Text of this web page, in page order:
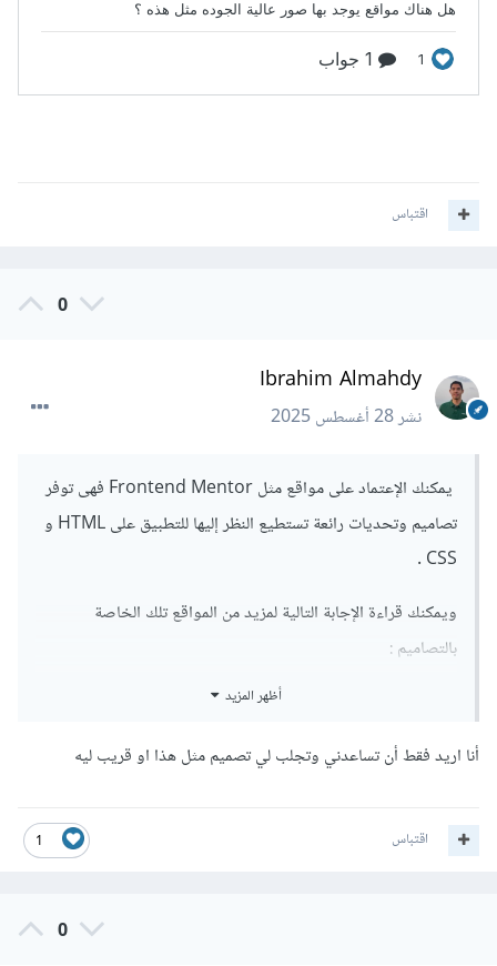
اقتباس
0
Ibrahim Almahdy
نشر28 أغسطس 2025
يمكنك الإعتماد على مواقع مثل Frontend Mentor فهى توفر
تصاميم وتحديات رائعة تستطيع النظر إليها للتطبيق على HTML و
CSS .
ويمكنك قراءة الإجابة التالية لمزيد من المواقع تلك الخاصة
بالتصاميم
أظهر المزيد
أنا اريد فقط أن تساعدني وتجلب لي تصميم مثل هذا او قريب ليه
1 اقتباس
0